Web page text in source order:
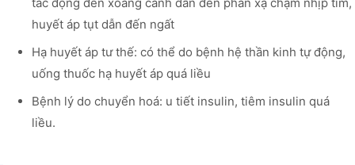
huyết áp tụt dẫn đến ngất
Hạ huyết áp tư thế: có thể do bệnh hệ thần kinh tự động,
uống thuốc hạ huyết áp quá liều
Bệnh lý do chuyển hoá: u tiết insulin, tiêm insulin quá
liều.